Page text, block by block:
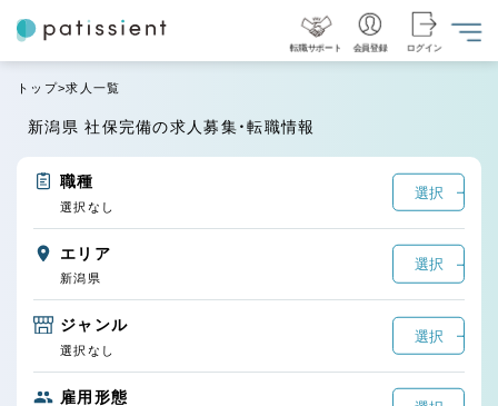
転職サポート 会員登録 ログイン
トップ 求人一覧
新潟県 社保完備の求人募集・転職情報
職種
選択
選択なし
エリア
選択
新潟県
ジャンル
選択
選択なし
雇用形態